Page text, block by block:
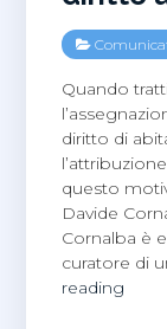
Quando
diritto di
questo
Davide
Cornalba è
curatore di
reading